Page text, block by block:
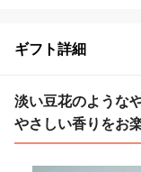
ギフト詳細
淡い豆花のような
やさしい香りをお